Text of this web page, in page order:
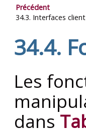
Précédent
34.3. Interfaces client
34.4.
Les
dans